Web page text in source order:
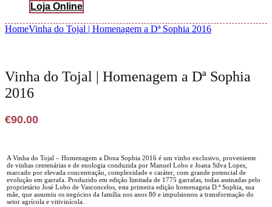
Loja Online
HomeVinha do Tojal | Homenagem a Dª Sophia 2016
Vinha do Tojal | Homenagem a Dª Sophia
2016
€90.00
A Vinha do Tojal – Homenagem a Dona Sophia 2016 é um vinho exclusivo, proveniente
de vinhas centenárias e de enologia conduzida por Manuel Lobo e Joana Silva Lopes,
marcado por elevada concentração, complexidade e caráter, com grande potencial de
evolução em garrafa. Produzido em edição limitada de 1775 garrafas, todas assinadas pelo
proprietário José Lobo de Vasconcelos, esta primeira edição homenageia D.ª Sophia, sua
mãe, que assumiu os negócios da família nos anos 80 e impulsionou a transformação do
setor agrícola e vitivinícola.